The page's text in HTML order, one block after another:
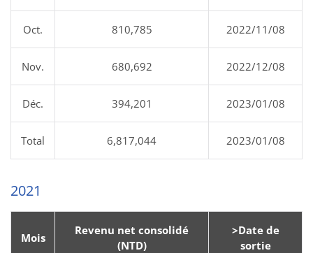
Oct. 810,785 2022/11/08
Nov. 680,692 2022/12/08
Déc. 394,201 2023/01/08
Total 6,817,044 2023/01/08
2021
Mois
Revenu net consolidé
(NTD)
>Date de
sortie